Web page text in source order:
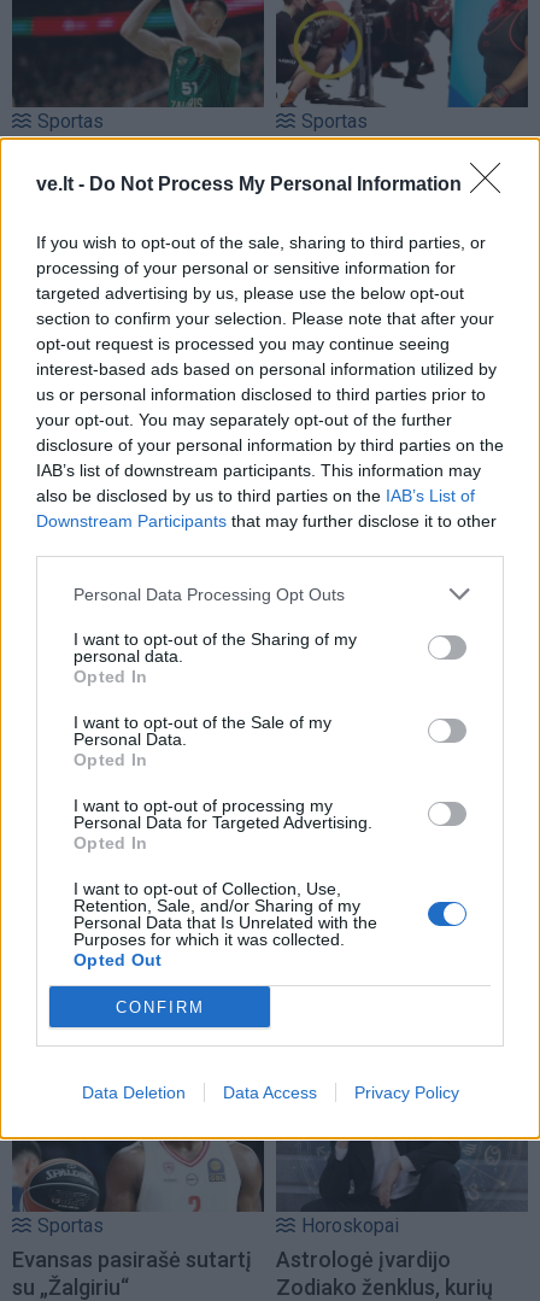
ve.lt - Do Not Process My Personal Information
If you wish to opt-out of the sale, sharing to third parties, or
processing of your personal or sensitive information for
targeted advertising by us, please use the below opt-out
section to confirm your selection. Please note that after your
opt-out request is processed you may continue seeing
interest-based ads based on personal information utilized by
us or personal information disclosed to third parties prior to
your opt-out. You may separately opt-out of the further
disclosure of your personal information by third parties on the
IAB’s list of downstream participants. This information may
also be disclosed by us to third parties on the IAB’s List of
Downstream Participants that may further disclose it to other
Personal Data Processing Opt Outs
I want to opt-out of the Sharing of my
personal data.
Opted In
I want to opt-out of the Sale of my
Personal Data.
Opted In
I want to opt-out of processing my
Personal Data for Targeted Advertising.
Opted In
I want to opt-out of Collection, Use,
Retention, Sale, and/or Sharing of my
Personal Data that Is Unrelated with the
Purposes for which it was collected.
Opted Out
CONFIRM
Data Deletion Data Access Privacy Policy
Sportas
iškritus Butkevičiui, į
„Juventus“ puolėjas
Sportas
prabilo pasaulio
jo veiksmus tirs policija
Sportas
Aiškėja Modesto
Paulausko skulptūros
pastatymo data:
nuomonę apie ją išsakė ir
pats olimpinis čempionas
Sportas
Klaipėdos paplūdimių
gelbėtojai – Lietuvos
čempionai: Juodkrantėje
iškovojo pirmąją vietą
NAUJI
Sportas
Evansas pasirašė sutartį
su „Žalgiriu“
Horoskopai
Astrologė įvardijo
Zodiako ženklus, kurių